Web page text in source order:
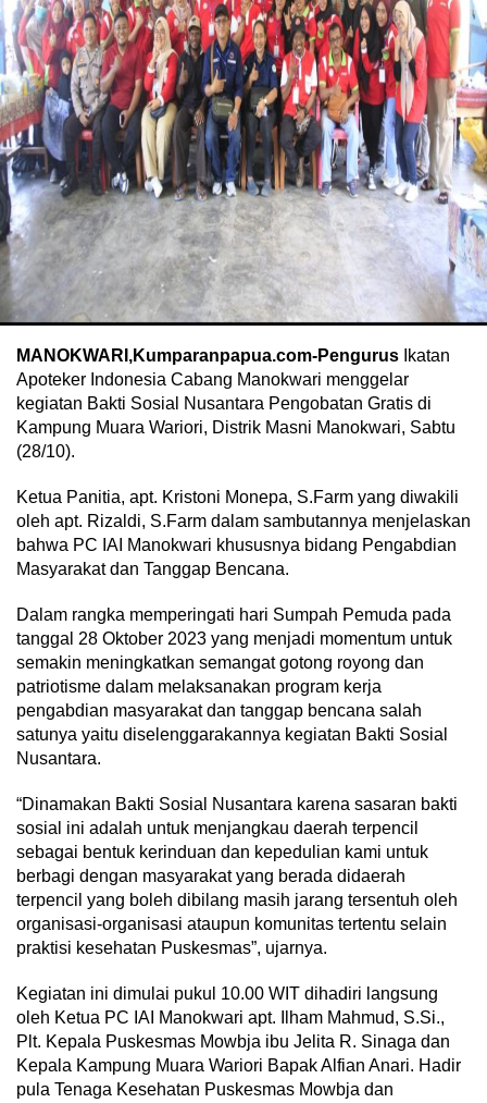
MANOKWARI,Kumparanpapua.com-Pengurus Ikatan
Apoteker Indonesia Cabang Manokwari menggelar
kegiatan Bakti Sosial Nusantara Pengobatan Gratis di
Kampung Muara Wariori, Distrik Masni Manokwari, Sabtu
(28/10).
Ketua Panitia, apt. Kristoni Monepa, S.Farm yang diwakili
oleh apt. Rizaldi, S.Farm dalam sambutannya menjelaskan
bahwa PC IAI Manokwari khususnya bidang Pengabdian
Masyarakat dan Tanggap Bencana.
Dalam rangka memperingati hari Sumpah Pemuda pada
tanggal 28 Oktober 2023 yang menjadi momentum untuk
semakin meningkatkan semangat gotong royong dan
patriotisme dalam melaksanakan program kerja
pengabdian masyarakat dan tanggap bencana salah
satunya yaitu diselenggarakannya kegiatan Bakti Sosial
Nusantara.
“Dinamakan Bakti Sosial Nusantara karena sasaran bakti
sosial ini adalah untuk menjangkau daerah terpencil
sebagai bentuk kerinduan dan kepedulian kami untuk
berbagi dengan masyarakat yang berada didaerah
terpencil yang boleh dibilang masih jarang tersentuh oleh
organisasi-organisasi ataupun komunitas tertentu selain
praktisi kesehatan Puskesmas”, ujarnya.
Kegiatan ini dimulai pukul 10.00 WIT dihadiri langsung
oleh Ketua PC IAI Manokwari apt. Ilham Mahmud, S.Si.,
Plt. Kepala Puskesmas Mowbja ibu Jelita R. Sinaga dan
Kepala Kampung Muara Wariori Bapak Alfian Anari. Hadir
pula Tenaga Kesehatan Puskesmas Mowbja dan